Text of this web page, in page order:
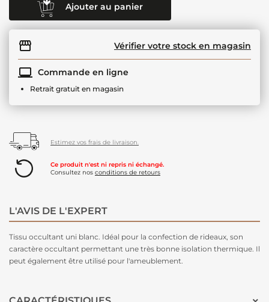
Ajouter au panier
Vérifier votre stock en magasin
Commande en ligne
Retrait gratuit en magasin
Estimez vos frais de livraison.
Ce produit n'est ni repris ni échangé.
Consultez nos conditions de retours
L'AVIS DE L'EXPERT
Tissu occultant uni blanc. Idéal pour la confection de rideaux, son
caractère occultant permettant une très bonne isolation thermique. Il
peut également être utilisé pour l'ameublement.